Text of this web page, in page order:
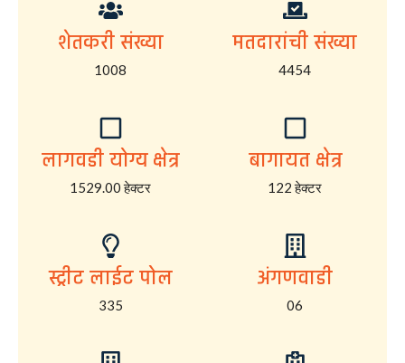
शेतकरी संख्या
1008
मतदारांची संख्या
4454
लागवडी योग्य क्षेत्र
1529.00 हेक्टर
बागायत क्षेत्र
122 हेक्टर
स्ट्रीट लाईट पोल
335
अंगणवाडी
06